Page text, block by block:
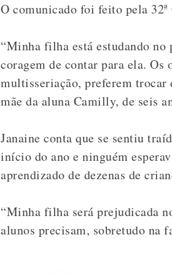
O comunicado foi feito pela
“Minha filha está estudando
coragem de contar para ela.
multisseriação, preferem trocar
mãe da aluna Camilly, de seis
Janaine conta que se sentiu
início do ano e ninguém
aprendizado de dezenas de
“Minha filha será prejudicada
alunos precisam, sobretudo na